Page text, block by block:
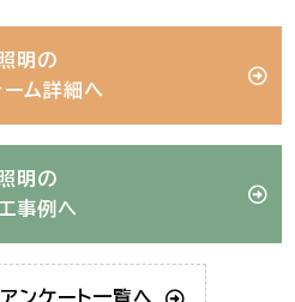
明の
ーム詳細へ
明の
事例へ
アンケート一覧へ